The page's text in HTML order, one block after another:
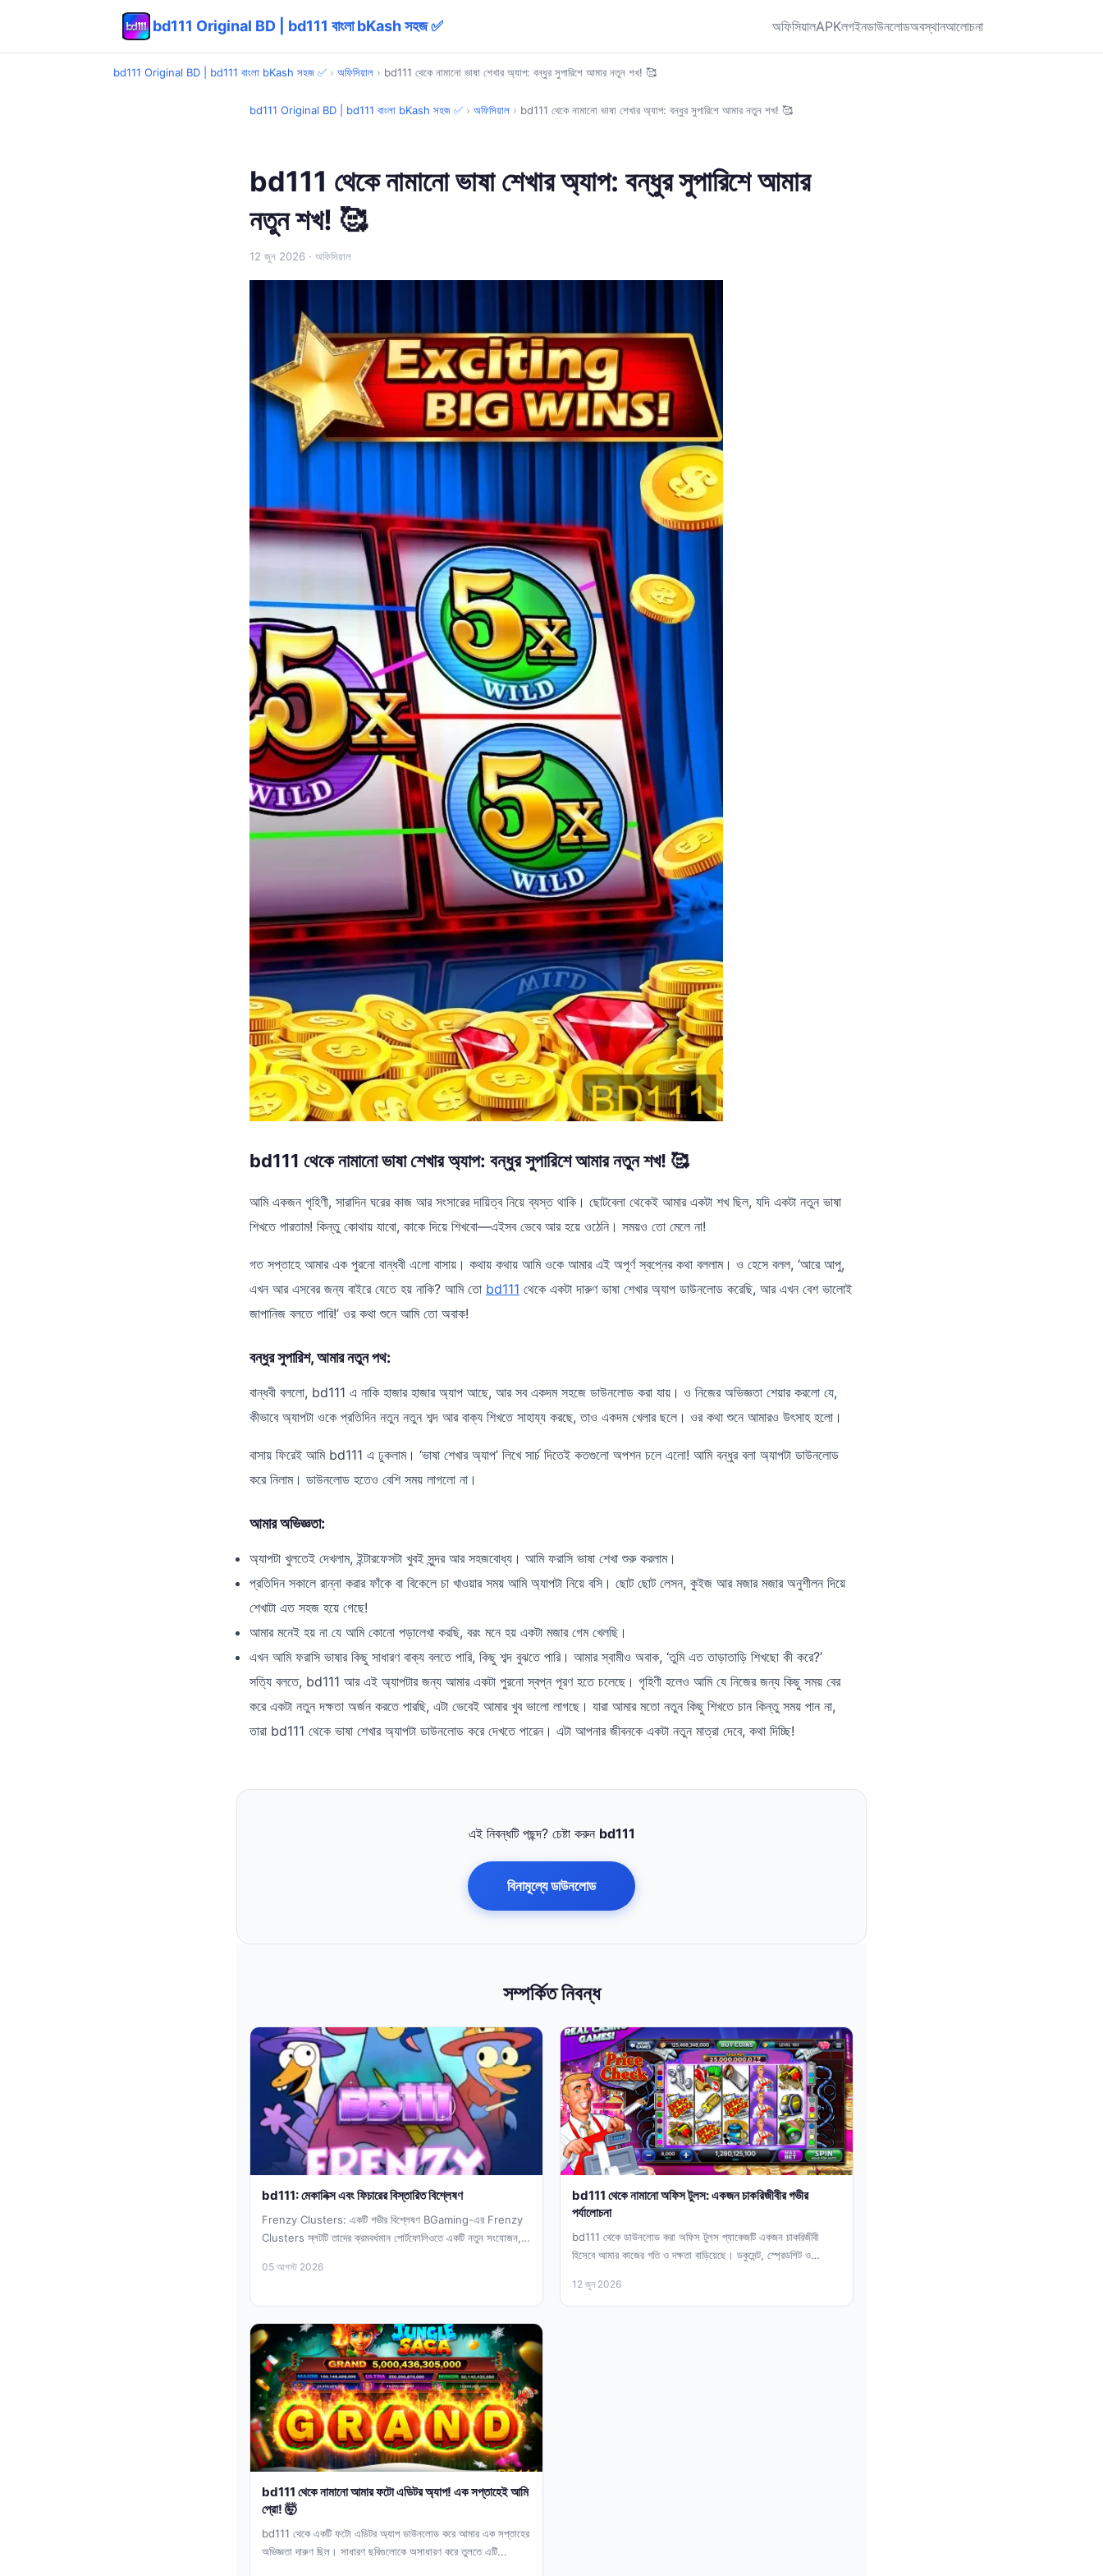
bd111 Original BD | bd111 বাংলা bKash সহজ ✅ অফিসিয়ালAPKলগইনডাউনলোডঅবস্থানআলোচনা
bd111 Original BD | bd111 বাংলা bKash সহজ ✅ › অফিসিয়াল › bd111 থেকে নামানো ভাষা শেখার অ্যাপ: বন্ধুর সুপারিশে আমার নতুন শখ! 🥰
bd111 Original BD | bd111 বাংলা bKash সহজ ✅ › অফিসিয়াল › bd111 থেকে নামানো ভাষা শেখার অ্যাপ: বন্ধুর সুপারিশে আমার নতুন শখ! 🥰
bd111 থেকে নামানো ভাষা শেখার অ্যাপ: বন্ধুর সুপারিশে আমার
নতুন শখ! 🥰
12 জুন 2026 · অফিসিয়াল
bd111 থেকে নামানো ভাষা শেখার অ্যাপ: বন্ধুর সুপারিশে আমার নতুন শখ! 🥰
আমি একজন গৃহিণী, সারাদিন ঘরের কাজ আর সংসারের দায়িত্ব নিয়ে ব্যস্ত থাকি। ছোটবেলা থেকেই আমার একটা শখ ছিল, যদি একটা নতুন ভাষা
শিখতে পারতাম! কিন্তু কোথায় যাবো, কাকে দিয়ে শিখবো—এইসব ভেবে আর হয়ে ওঠেনি। সময়ও তো মেলে না!
গত সপ্তাহে আমার এক পুরনো বান্ধবী এলো বাসায়। কথায় কথায় আমি ওকে আমার এই অপূর্ণ স্বপ্নের কথা বললাম। ও হেসে বলল, ‘আরে আপু,
এখন আর এসবের জন্য বাইরে যেতে হয় নাকি? আমি তো bd111 থেকে একটা দারুণ ভাষা শেখার অ্যাপ ডাউনলোড করেছি, আর এখন বেশ ভালোই
জাপানিজ বলতে পারি!’ ওর কথা শুনে আমি তো অবাক!
বন্ধুর সুপারিশ, আমার নতুন পথ:
বান্ধবী বললো, bd111 এ নাকি হাজার হাজার অ্যাপ আছে, আর সব একদম সহজে ডাউনলোড করা যায়। ও নিজের অভিজ্ঞতা শেয়ার করলো যে,
কীভাবে অ্যাপটা ওকে প্রতিদিন নতুন নতুন শব্দ আর বাক্য শিখতে সাহায্য করছে, তাও একদম খেলার ছলে। ওর কথা শুনে আমারও উৎসাহ হলো।
বাসায় ফিরেই আমি bd111 এ ঢুকলাম। ‘ভাষা শেখার অ্যাপ’ লিখে সার্চ দিতেই কতগুলো অপশন চলে এলো! আমি বন্ধুর বলা অ্যাপটা ডাউনলোড
করে নিলাম। ডাউনলোড হতেও বেশি সময় লাগলো না।
আমার অভিজ্ঞতা:
অ্যাপটা খুলতেই দেখলাম, ইন্টারফেসটা খুবই সুন্দর আর সহজবোধ্য। আমি ফরাসি ভাষা শেখা শুরু করলাম।
প্রতিদিন সকালে রান্না করার ফাঁকে বা বিকেলে চা খাওয়ার সময় আমি অ্যাপটা নিয়ে বসি। ছোট ছোট লেসন, কুইজ আর মজার মজার অনুশীলন দিয়ে
শেখাটা এত সহজ হয়ে গেছে!
আমার মনেই হয় না যে আমি কোনো পড়ালেখা করছি, বরং মনে হয় একটা মজার গেম খেলছি।
এখন আমি ফরাসি ভাষার কিছু সাধারণ বাক্য বলতে পারি, কিছু শব্দ বুঝতে পারি। আমার স্বামীও অবাক, ‘তুমি এত তাড়াতাড়ি শিখছো কী করে?’
সত্যি বলতে, bd111 আর এই অ্যাপটার জন্য আমার একটা পুরনো স্বপ্ন পূরণ হতে চলেছে। গৃহিণী হলেও আমি যে নিজের জন্য কিছু সময় বের
করে একটা নতুন দক্ষতা অর্জন করতে পারছি, এটা ভেবেই আমার খুব ভালো লাগছে। যারা আমার মতো নতুন কিছু শিখতে চান কিন্তু সময় পান না,
তারা bd111 থেকে ভাষা শেখার অ্যাপটা ডাউনলোড করে দেখতে পারেন। এটা আপনার জীবনকে একটা নতুন মাত্রা দেবে, কথা দিচ্ছি!
এই নিবন্ধটি পছন্দ? চেষ্টা করুন bd111
বিনামূল্যে ডাউনলোড
সম্পর্কিত নিবন্ধ
bd111: মেকানিক্স এবং ফিচারের বিস্তারিত বিশ্লেষণ
Frenzy Clusters: একটি গভীর বিশ্লেষণ BGaming-এর Frenzy
Clusters স্লটটি তাদের ক্রমবর্ধমান পোর্টফোলিওতে একটি নতুন সংযোজন,
05 আগস্ট 2026
bd111 থেকে নামানো অফিস টুলস: একজন চাকরিজীবীর গভীর
পর্যালোচনা
bd111 থেকে ডাউনলোড করা অফিস টুলস প্যাকেজটি একজন চাকরিজীবী
হিসেবে আমার কাজের গতি ও দক্ষতা বাড়িয়েছে। ডকুমেন্ট, স্প্রেডশিট ও
12 জুন 2026
bd111 থেকে নামানো আমার ফটো এডিটর অ্যাপ! এক সপ্তাহেই আমি
প্রো! 🤯
bd111 থেকে একটি ফটো এডিটর অ্যাপ ডাউনলোড করে আমার এক সপ্তাহের
অভিজ্ঞতা দারুণ ছিল। সাধারণ ছবিগুলোকে অসাধারণ করে তুলতে এটি...